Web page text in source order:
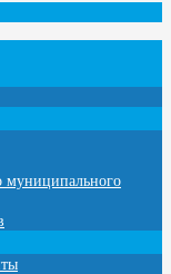
муниципального